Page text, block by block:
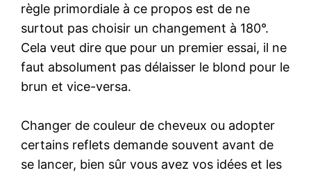
règle primordiale à ce propos est de ne
surtout pas choisir un changement à 180°.
Cela veut dire que pour un premier essai, il ne
faut absolument pas délaisser le blond pour le
brun et vice-versa.
Changer de couleur de cheveux ou adopter
certains reflets demande souvent avant de
se lancer, bien sûr vous avez vos idées et les